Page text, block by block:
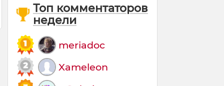
Топ комментаторов
недели
meriadoc
Xameleon